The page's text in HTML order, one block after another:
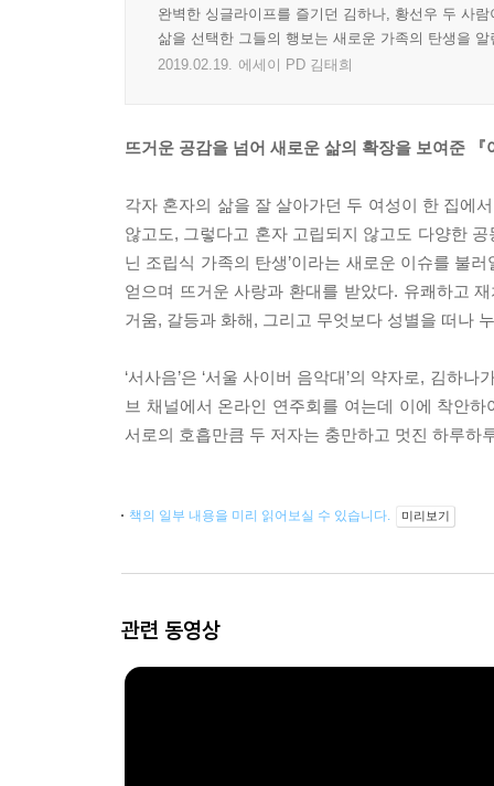
완벽한 싱글라이프를 즐기던 김하나, 황선우 두 사
삶을 선택한 그들의 행보는 새로운 가족의 탄생을
2019.02.19. 에세이 PD 김태희
뜨거운 공감을 넘어 새로운 삶의 확장을 보여준
각자 혼자의 삶을 잘 살아가던 두 여성이 한 집에
않고도, 그렇다고 혼자 고립되지 않고도 다양한
닌 조립식 가족의 탄생’이라는 새로운 이슈를 불
얻으며 뜨거운 사랑과 환대를 받았다. 유쾌하고
거움, 갈등과 화해, 그리고 무엇보다 성별을 떠나
‘서사음’은 ‘서울 사이버 음악대’의 약자로, 김하
브 채널에서 온라인 연주회를 여는데 이에 착안
서로의 호흡만큼 두 저자는 충만하고 멋진 하루하
책의 일부 내용을 미리 읽어보실 수 있습니다. 미리보기
관련 동영상